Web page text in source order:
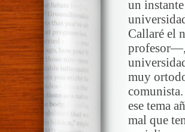
un
Callaré el
profesor—,
muy
ese tema
mal que